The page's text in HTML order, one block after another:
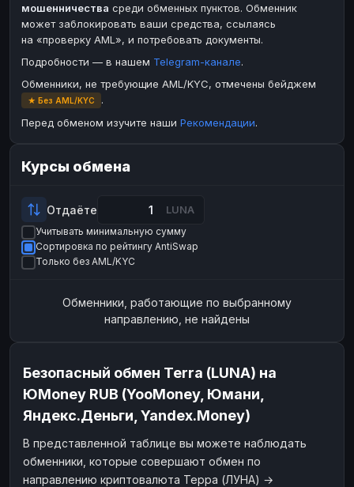
Ripple XRP Ripple
ЭЛЕКТРОННЫЕ ДЕНЬГИ
Paxum USD
Perfect Money USD
Payeer
Paxum
Perfect Money
БАЛАНСЫ КРИПТОБИРЖ
Binance RUB
RUB
ВТБ RUB
Т-Банк RUB
Альфа-Банк
ВТБ
Т-Банк
ДЕНЕЖНЫЕ ПЕРЕВОДЫ
ЗК USD ЗК
мошенничества среди обменных пунктов. Обменник
может заблокировать ваши средства, ссылаясь
на «проверку AML», и потребовать документы.
Подробности — в нашем Telegram-канале.
Обменники, не требующие AML/KYC, отмечены бейджем
★ Без AML/KYC
.
Перед обменом изучите наши Рекомендации.
Курсы обмена
Отдаёте LUNA
Учитывать минимальную сумму
Сортировка по рейтингу AntiSwap
Только без AML/KYC
Обменники, работающие по выбранному
направлению, не найдены
Безопасный обмен Terra (LUNA) на
ЮMoney RUB (YooMoney, Юмани,
Яндекс.Деньги, Yandex.Money)
В представленной таблице вы можете наблюдать
обменники, которые совершают обмен по
направлению криптовалюта Терра (ЛУНА) →